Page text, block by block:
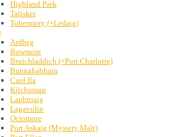
Highland Park
Talisker
Tobermory (+Ledaig)
Ardbeg
Bowmore
Bruichladdich (+Port Charlotte)
Bunnahabhain
Caol Ila
Kilchoman
Laphroaig
Lagavulin
Octomore
Port Askaig (Mystery Malt)